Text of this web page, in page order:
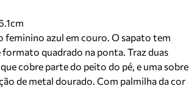
feminino azul em couro. O sapato tem
quadrado na ponta. Traz duas
cobre parte do peito do pé, e uma sobre
de metal dourado. Com palmilha da cor